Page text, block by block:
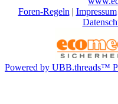
Foren-Regeln | Impressum
Powered by UBB.threads™